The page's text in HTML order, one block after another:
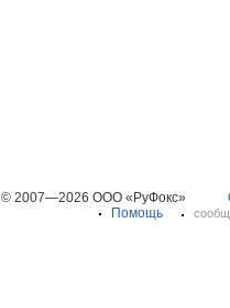
© 2007—2026 ООО «РуФокс»
Помощь